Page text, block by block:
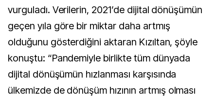
vurguladı. Verilerin, 2021’de dijital dönüşümün
geçen yıla göre bir miktar daha artmış
olduğunu gösterdiğini aktaran Kızıltan, şöyle
konuştu: “Pandemiyle birlikte tüm dünyada
dijital dönüşümün hızlanması karşısında
ülkemizde de dönüşüm hızının artmış olması